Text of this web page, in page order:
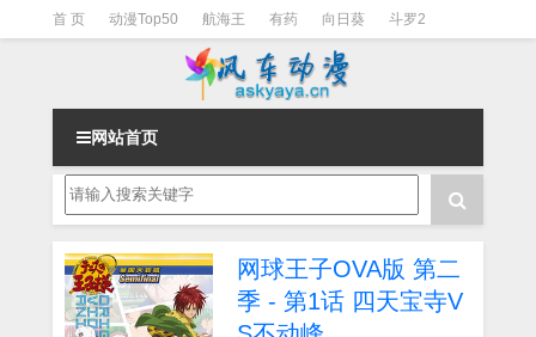
首 页 动漫Top50 航海王 有药 向日葵 斗罗2
一拳超人 柯南 阴阳师
网站首页
网球王子OVA版 第二
季 - 第1话 四天宝寺V